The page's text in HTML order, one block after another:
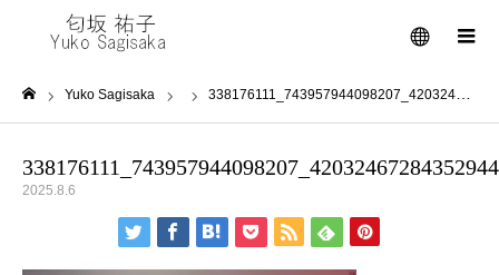
メニュー
Yuko Sagisaka 338176111_743957944098207_4203246728435294418_n
2025.8.6